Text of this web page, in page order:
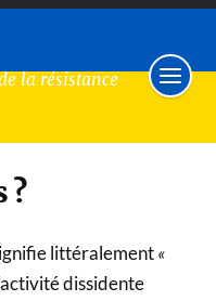
la résistance
?
littéralement«
dissidente